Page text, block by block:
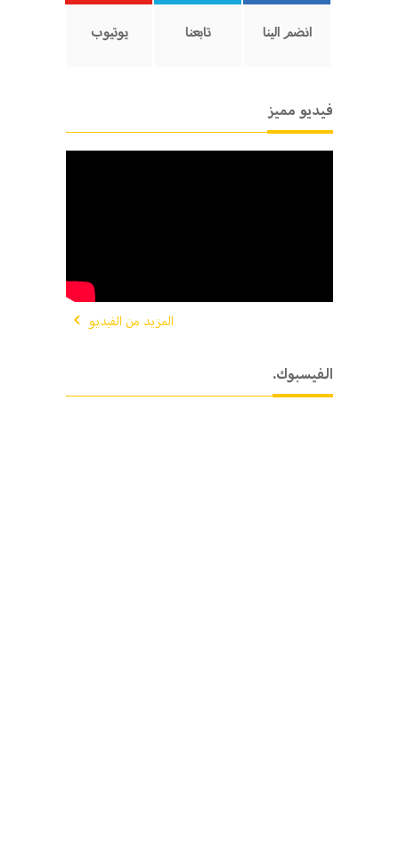
يوتيوب تابعنا انضم الينا
فيديو مميز
المزيد من الفيديو
.الفيسبوك